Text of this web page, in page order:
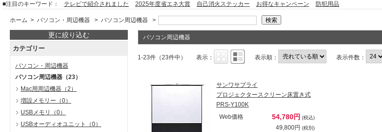
■注目のキーワード： テレビで紹介されました 2025年度省エネ大賞 自己消火ステッカー お得なキャンペーン 防犯用品
ホーム > パソコン・周辺機器 > パソコン周辺機器 >
更に絞り込む
カテゴリー
パソコン・周辺機器
パソコン周辺機器 （23）
Mac用周辺機器 （2）
増設メモリー （0）
USBメモリ
（0）
USBオーディオユニット
（0）
パソコン周辺機器
1-23件（23件中） 表示： 表示順： 表示件数：
サンワサプライ
プロジェクタースクリーン床置き式
PRS-Y100K
Web価格
54,780円 (税込)
49,800円 (税別)